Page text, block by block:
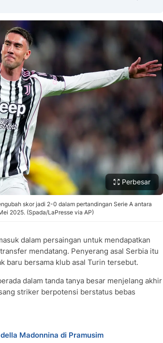
Perbesar
skor jadi 2-0 dalam pertandingan Serie A antara
2025. (Spada/LaPresse via AP)
dalam persaingan untuk mendapatkan
mendatang. Penyerang asal Serbia itu
baru bersama klub asal Turin tersebut.
dalam tanda tanya besar menjelang akhir
striker berpotensi berstatus bebas
Madonnina di Pramusim